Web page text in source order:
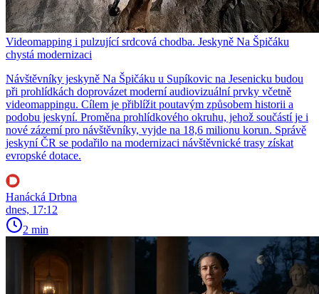
Videomapping i pulzující srdcová chodba. Jeskyně Na Špičáku
chystá modernizaci
Návštěvníky jeskyně Na Špičáku u Supíkovic na Jesenicku budou
při prohlídkách doprovázet moderní audiovizuální prvky včetně
videomappingu. Cílem je přiblížit poutavým způsobem historii a
podobu jeskyní. Proměna prohlídkového okruhu, jehož součástí je i
nové zázemí pro návštěvníky, vyjde na 18,6 milionu korun. Správě
jeskyní ČR se podařilo na modernizaci návštěvnické trasy získat
evropské dotace.
Hanácká Drbna
dnes, 17:12
2 min